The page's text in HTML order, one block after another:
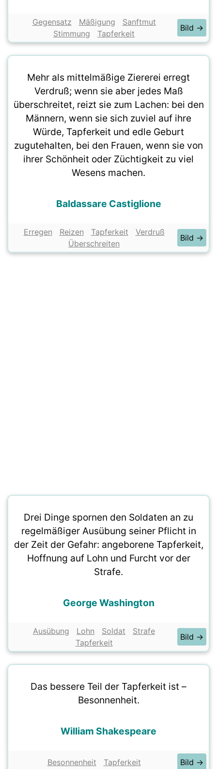
Gegensatz Mäßigung
Sanftmut
Stimmung
Tapferkeit
Bild →
Mehr als mittelmäßige Ziererei erregt
Verdruß; wenn sie aber jedes Maß
überschreitet, reizt sie zum Lachen: bei den
Männern, wenn sie sich zuviel auf ihre
Würde, Tapferkeit und edle Geburt
zugutehalten, bei den Frauen, wenn sie von
ihrer Schönheit oder Züchtigkeit zu viel
Wesens machen.
Baldassare Castiglione
Erregen Reizen Tapferkeit
Verdruß
Überschreiten
Bild →
Drei Dinge spornen den Soldaten an zu
regelmäßiger Ausübung seiner Pflicht in
der Zeit der Gefahr: angeborene Tapferkeit,
Hoffnung auf Lohn und Furcht vor der
Strafe.
George Washington
Ausübung Lohn Soldat
Strafe
Tapferkeit
Bild →
Das bessere Teil der Tapferkeit ist –
Besonnenheit.
William Shakespeare
Besonnenheit Tapferkeit Bild →